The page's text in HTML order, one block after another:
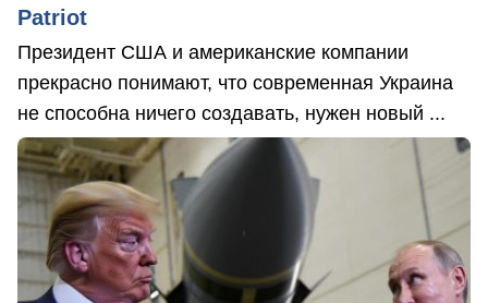
Patriot
Президент США и американские компании
прекрасно понимают, что современная Украина
не способна ничего создавать, нужен новый ...